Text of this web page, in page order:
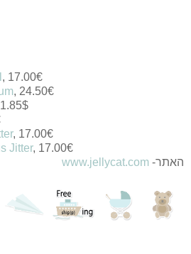
, 17.00€
, 24.50€
, 17.00€
Jitter, 17.00€
האתר- www.jellycat.com